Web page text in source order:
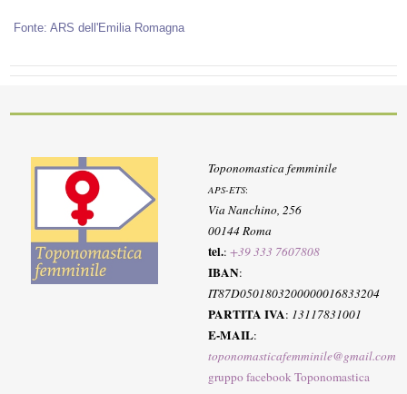
Fonte: ARS dell'Emilia Romagna
Toponomastica femminile
APS-ETS:
Via Nanchino, 256
00144 Roma
tel.:+39 333 7607808
IBAN:
IT87D0501803200000016833204
PARTITA IVA: 13117831001
E-MAIL:
toponomasticafemminile@gmail.com
gruppo facebook Toponomastica